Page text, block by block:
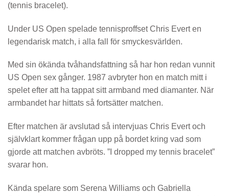
(tennis bracelet).
Under US Open spelade tennisproffset Chris Evert en
legendarisk match, i alla fall för smyckesvärlden.
Med sin ökända tvåhandsfattning så har hon redan vunnit
US Open sex gånger. 1987 avbryter hon en match mitt i
spelet efter att ha tappat sitt armband med diamanter. När
armbandet har hittats så fortsätter matchen.
Efter matchen är avslutad så intervjuas Chris Evert och
självklart kommer frågan upp på bordet kring vad som
gjorde att matchen avbröts. ”I dropped my tennis bracelet”
svarar hon.
Kända spelare som Serena Williams och Gabriella